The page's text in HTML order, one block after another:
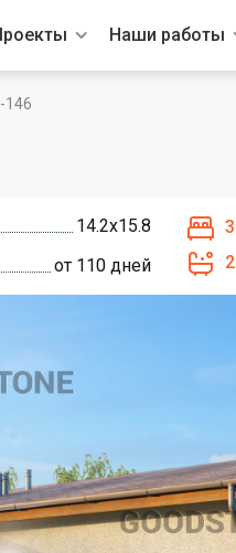
Наши работы
146
14.2х15.8
от 110 дней
3
2